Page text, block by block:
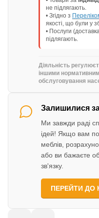
не підлягають.
• Згідно з
якості, що були у
• Послуги
підлягають.
Діяльність
іншими
обслуговування
Залишилися
Ми завжди раді
ідей! Якщо вам
меблів,
або ви бажаєте
зв'язку.
ПЕРЕЙТИ ДО